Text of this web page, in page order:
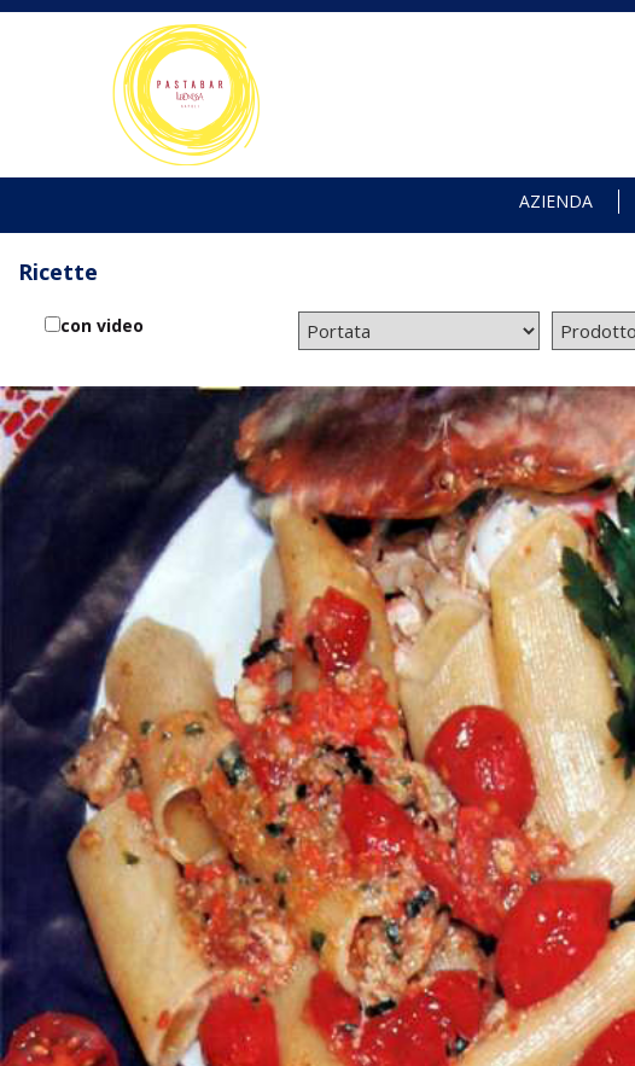
AZIENDA
Ricette
con video